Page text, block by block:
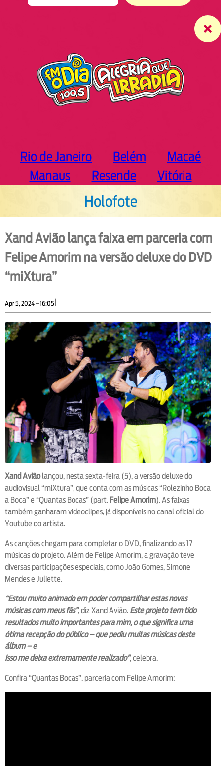
Rio de Janeiro Belém
Macaé
Manaus
Resende Vitória
Holofote
Xand Avião lança faixa em parceria com
Felipe Amorim na versão deluxe do DVD
“miXtura”
Apr 5, 2024 – 16:05
Xand Aviãolançou, nesta sexta-feira (5), a versão deluxe do
audiovisual “miXtura”, que conta com as músicas “Rolezinho Boca
a Boca” e “Quantas Bocas” (part. Felipe Amorim). As faixas
também ganharam videoclipes, já disponíveis no canal oficial do
Youtube do artista.
As canções chegam para completar o DVD, finalizando as 17
músicas do projeto. Além de Felipe Amorim, a gravação teve
diversas participações especiais, como João Gomes, Simone
Mendes e Juliette.
“Estou muito animado em poder compartilhar estas novas
músicas com meus fãs”, diz Xand Avião. Este projeto tem tido
resultados muito importantes para mim, o que significa uma
ótima recepção do público – que pediu muitas músicas deste
álbum – e
isso me deixa extremamente realizado”, celebra.
Confira “Quantas Bocas”, parceria com Felipe Amorim: